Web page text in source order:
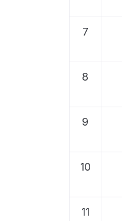
7
8
9
10
11